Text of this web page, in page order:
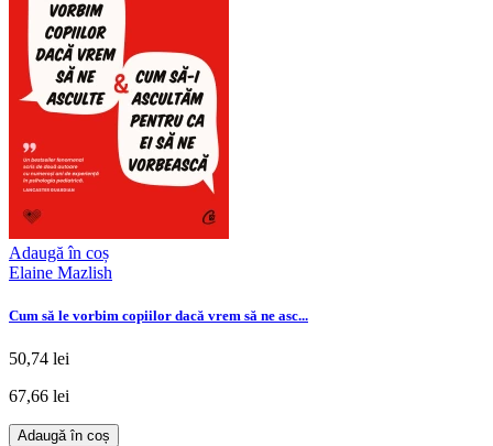
Adaugă în coș
Elaine Mazlish
Cum să le vorbim copiilor dacă vrem să ne asc...
50,74 lei
67,66 lei
Adaugă în coș